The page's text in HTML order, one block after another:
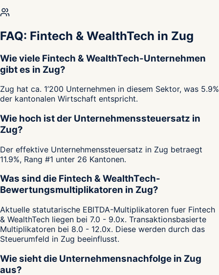
FAQ: Fintech & WealthTech in Zug
Wie viele Fintech & WealthTech-Unternehmen
gibt es in Zug?
Zug hat ca. 1’200 Unternehmen in diesem Sektor, was 5.9%
der kantonalen Wirtschaft entspricht.
Wie hoch ist der Unternehmenssteuersatz in
Zug?
Der effektive Unternehmenssteuersatz in Zug betraegt
11.9%, Rang #1 unter 26 Kantonen.
Was sind die Fintech & WealthTech-
Bewertungsmultiplikatoren in Zug?
Aktuelle statutarische EBITDA-Multiplikatoren fuer Fintech
& WealthTech liegen bei 7.0 - 9.0x. Transaktionsbasierte
Multiplikatoren bei 8.0 - 12.0x. Diese werden durch das
Steuerumfeld in Zug beeinflusst.
Wie sieht die Unternehmensnachfolge in Zug
aus?